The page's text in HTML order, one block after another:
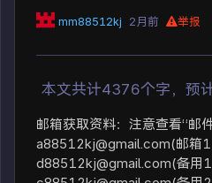
mm88512kj 2月前 举报
本文共计4376个字，预
邮箱获取资料：注意查看“邮
a88512kj@gmail.com(邮箱
d88512kj@gmail.com(备用